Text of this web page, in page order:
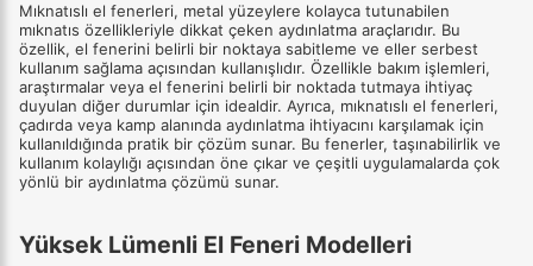
Mıknatıslı el fenerleri, metal yüzeylere kolayca tutunabilen
mıknatıs özellikleriyle dikkat çeken aydınlatma araçlarıdır. Bu
özellik, el fenerini belirli bir noktaya sabitleme ve eller serbest
kullanım sağlama açısından kullanışlıdır. Özellikle bakım işlemleri,
araştırmalar veya el fenerini belirli bir noktada tutmaya ihtiyaç
duyulan diğer durumlar için idealdir. Ayrıca, mıknatıslı el fenerleri,
çadırda veya kamp alanında aydınlatma ihtiyacını karşılamak için
kullanıldığında pratik bir çözüm sunar. Bu fenerler, taşınabilirlik ve
kullanım kolaylığı açısından öne çıkar ve çeşitli uygulamalarda çok
yönlü bir aydınlatma çözümü sunar.
Yüksek Lümenli El Feneri Modelleri